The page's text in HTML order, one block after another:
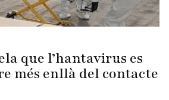
que l’hantavirus es
més enllà del contacte